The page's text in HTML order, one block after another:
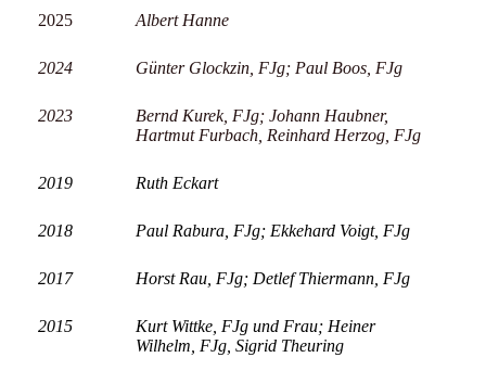
2025 Albert Hanne
2024 Günter Glockzin, FJg; Paul Boos, FJg
2023
Bernd Kurek, FJg; Johann Haubner,
Hartmut Furbach, Reinhard Herzog, FJg
2019 Ruth Eckart
2018 Paul Rabura, FJg; Ekkehard Voigt, FJg
2017 Horst Rau, FJg; Detlef Thiermann, FJg
2015 Kurt Wittke, FJg und Frau; Heiner
Wilhelm, FJg, Sigrid Theuring